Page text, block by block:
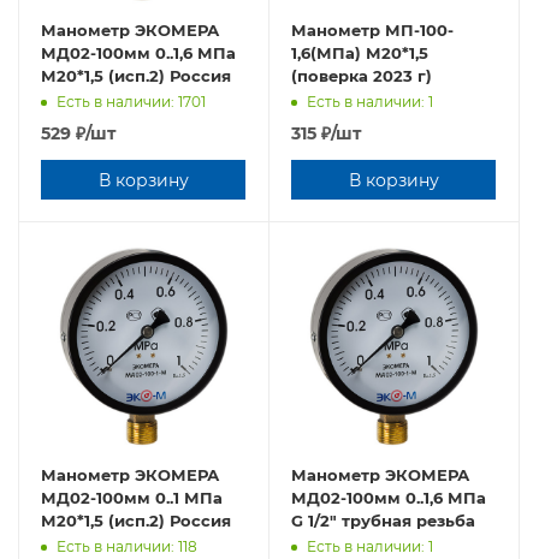
Манометр ЭКОМЕРА
МД02-100мм 0..1,6 МПа
М20*1,5 (исп.2) Россия
Есть в наличии: 1701
529 ₽/шт
В корзину
Манометр МП-100-
1,6(МПа) М20*1,5
(поверка 2023 г)
Есть в наличии: 1
315 ₽/шт
В корзину
Манометр ЭКОМЕРА
МД02-100мм 0..1 МПа
М20*1,5 (исп.2) Россия
Есть в наличии: 118
Манометр ЭКОМЕРА
МД02-100мм 0..1,6 МПа
G 1/2" трубная резьба
Есть в наличии: 1